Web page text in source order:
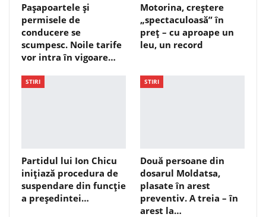
Pașapoartele și
permisele de
conducere se
scumpesc. Noile tarife
vor intra în vigoare…
Motorina, creștere
„spectaculoasă” în
preț – cu aproape un
leu, un record
STIRI
Partidul lui Ion Chicu
inițiază procedura de
suspendare din funcție
a președintei…
STIRI
Două persoane din
dosarul Moldatsa,
plasate în arest
preventiv. A treia – în
arest la…